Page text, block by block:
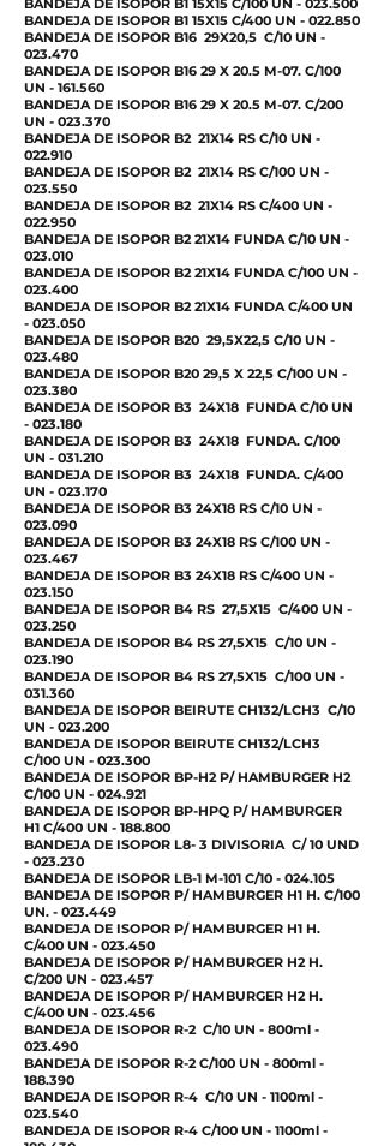
BANDEJA DE ISOPOR B1 15X15 C/100 UN - 023.500
BANDEJA DE ISOPOR B1 15X15 C/400 UN - 022.850
BANDEJA DE ISOPOR B16 29X20,5 C/10 UN -
023.470
BANDEJA DE ISOPOR B16 29 X 20.5 M-07. C/100
UN - 161.560
BANDEJA DE ISOPOR B16 29 X 20.5 M-07. C/200
UN - 023.370
BANDEJA DE ISOPOR B2 21X14 RS C/10 UN -
022.910
BANDEJA DE ISOPOR B2 21X14 RS C/100 UN -
023.550
BANDEJA DE ISOPOR B2 21X14 RS C/400 UN -
022.950
BANDEJA DE ISOPOR B2 21X14 FUNDA C/10 UN -
023.010
BANDEJA DE ISOPOR B2 21X14 FUNDA C/100 UN -
023.400
BANDEJA DE ISOPOR B2 21X14 FUNDA C/400 UN
- 023.050
BANDEJA DE ISOPOR B20 29,5X22,5 C/10 UN -
023.480
BANDEJA DE ISOPOR B20 29,5 X 22,5 C/100 UN -
023.380
BANDEJA DE ISOPOR B3 24X18 FUNDA C/10 UN
- 023.180
BANDEJA DE ISOPOR B3 24X18 FUNDA. C/100
UN - 031.210
BANDEJA DE ISOPOR B3 24X18 FUNDA. C/400
UN - 023.170
BANDEJA DE ISOPOR B3 24X18 RS C/10 UN -
023.090
BANDEJA DE ISOPOR B3 24X18 RS C/100 UN -
023.467
BANDEJA DE ISOPOR B3 24X18 RS C/400 UN -
023.150
BANDEJA DE ISOPOR B4 RS 27,5X15 C/400 UN -
023.250
BANDEJA DE ISOPOR B4 RS 27,5X15 C/10 UN -
023.190
BANDEJA DE ISOPOR B4 RS 27,5X15 C/100 UN -
031.360
BANDEJA DE ISOPOR BEIRUTE CH132/LCH3 C/10
UN - 023.200
BANDEJA DE ISOPOR BEIRUTE CH132/LCH3
C/100 UN - 023.300
BANDEJA DE ISOPOR BP-H2 P/ HAMBURGER H2
C/100 UN - 024.921
BANDEJA DE ISOPOR BP-HPQ P/ HAMBURGER
H1 C/400 UN - 188.800
BANDEJA DE ISOPOR L8- 3 DIVISORIA C/ 10 UND
- 023.230
BANDEJA DE ISOPOR LB-1 M-101 C/10 - 024.105
BANDEJA DE ISOPOR P/ HAMBURGER H1 H. C/100
UN. - 023.449
BANDEJA DE ISOPOR P/ HAMBURGER H1 H.
C/400 UN - 023.450
BANDEJA DE ISOPOR P/ HAMBURGER H2 H.
C/200 UN - 023.457
BANDEJA DE ISOPOR P/ HAMBURGER H2 H.
C/400 UN - 023.456
BANDEJA DE ISOPOR R-2 C/10 UN - 800ml -
023.490
BANDEJA DE ISOPOR R-2 C/100 UN - 800ml -
188.390
BANDEJA DE ISOPOR R-4 C/10 UN - 1100ml -
023.540
BANDEJA DE ISOPOR R-4 C/100 UN - 1100ml -